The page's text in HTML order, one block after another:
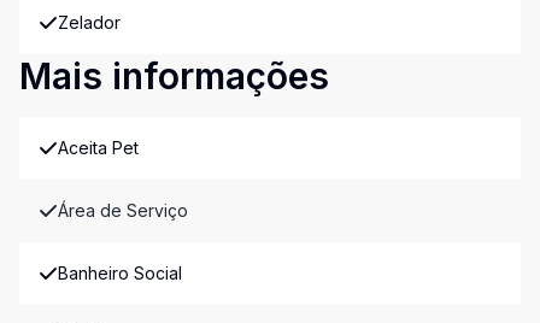
Zelador
Mais informações
Aceita Pet
Área de Serviço
Banheiro Social